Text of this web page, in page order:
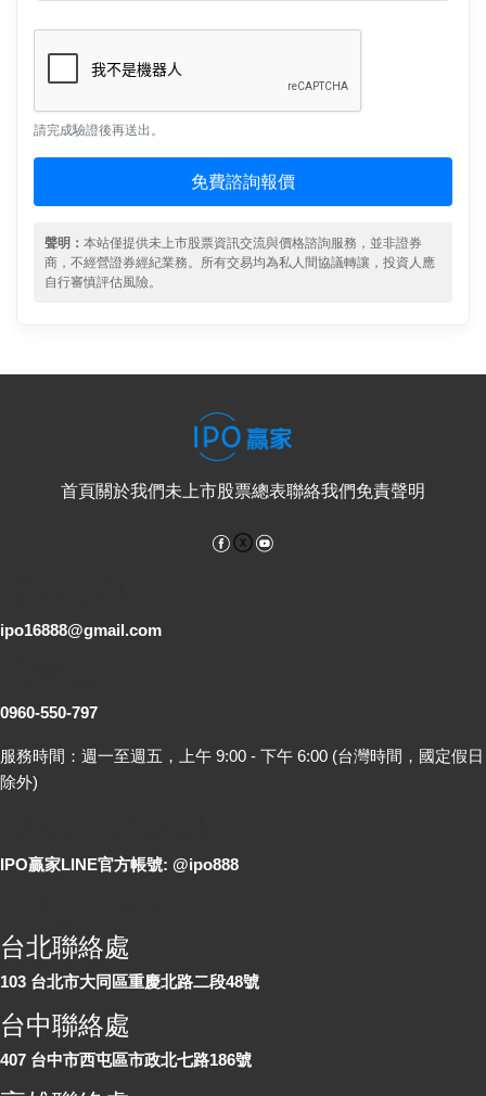
請完成驗證後再送出。
免費諮詢報價
聲明： 本站僅提供未上市股票資訊交流與價格諮詢服務，並非證券
商，不經營證券經紀業務。所有交易均為私人間協議轉讓，投資人應
自行審慎評估風險。
首頁關於我們未上市股票總表聯絡我們免責聲明
Facebook
ipo16888@gmail.com
0960-550-797
服務時間：週一至週五，上午 9:00 - 下午 6:00 (台灣時間，國定假日
除外)
IPO贏家LINE官方帳號: @ipo888
台北聯絡處
103 台北市大同區重慶北路二段48號
台中聯絡處
407 台中市西屯區市政北七路186號